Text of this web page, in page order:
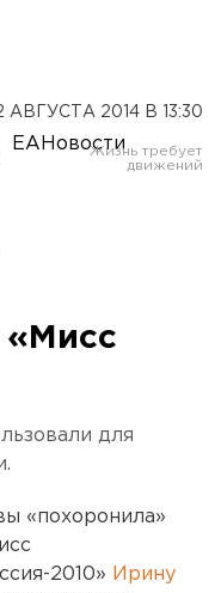
АВГУСТА 2014 В 13:30
ЕАНовости
«Мисс
для
«похоронила»
2010» Ирину